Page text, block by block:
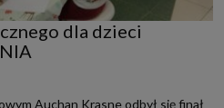
dla dzieci
Auchan Krasne odbył się finał